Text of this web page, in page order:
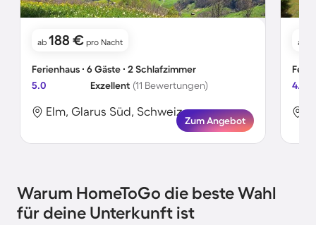
ab 188 € pro Nacht
Ferienhaus ∙ 6 Gäste ∙ 2 Schlafzimmer
5.0
Exzellent (11 Bewertungen)
Elm, Glarus Süd, Schweiz
Zum Angebot
ab
4.9
Warum HomeToGo die beste Wahl
für deine Unterkunft ist